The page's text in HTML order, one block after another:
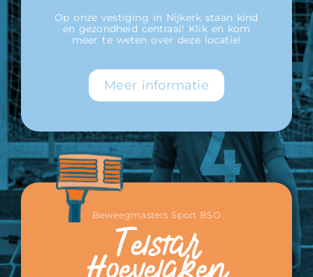
Op onze vestiging in Nijkerk staan kind
en gezondheid centraal! Klik en kom
meer te weten over deze locatie!
Meer informatie
Beweegmasters Sport BSO
Telstar